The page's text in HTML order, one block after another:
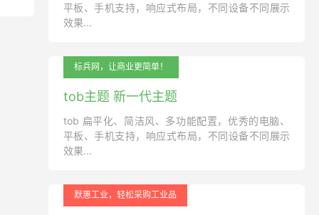
平板、手机支持，响应式布局，不同设备不同展示
效果...
标兵网，让商业更简单！
tob主题 新一代主题
tob 扁平化、简洁风、多功能配置，优秀的电脑、
平板、手机支持，响应式布局，不同设备不同展示
效果...
默惠工业，轻松采购工业品